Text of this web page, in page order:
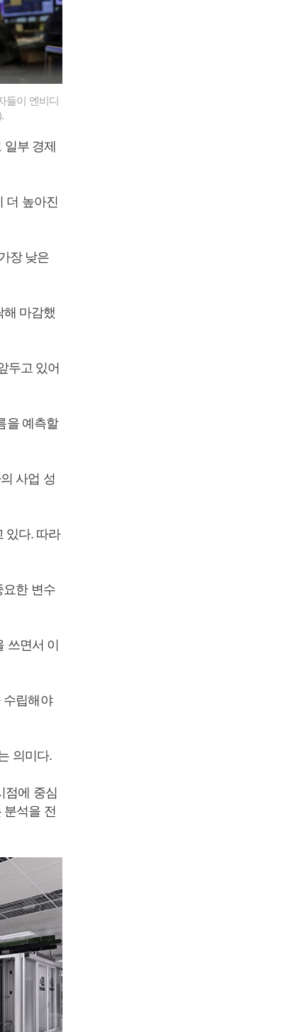
들이 엔비디
부 경제
더 높아진
장 낮은
해 마감했
두고 있어
을 예측할
사업 성
있다. 따라
요한 변수
면서 이
수립해야
의미다.
점에 중심
분석을 전